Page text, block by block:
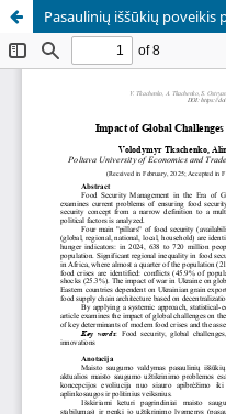
Pasaulinių iššūkių poveikis